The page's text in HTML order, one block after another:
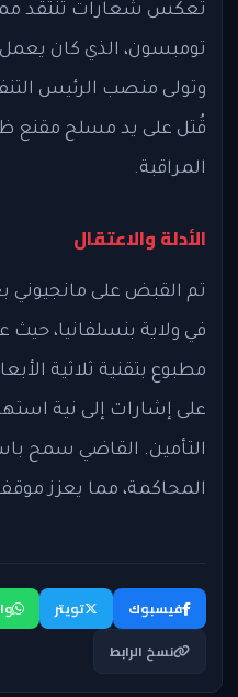
تعكس شعارات تنتقد
قُتل على يد مسلح مقنع
المراقبة.
الأدلة والاعتقال
تم القبض على مانجيوني
في ولاية بنسلفانيا،
مطبوع بتقنية ثلاثية
على إشارات إلى نية
التأمين. القاضي سمح
المحاكمة، مما يعزز
فيسبوك تويتر
نسخ الرابط